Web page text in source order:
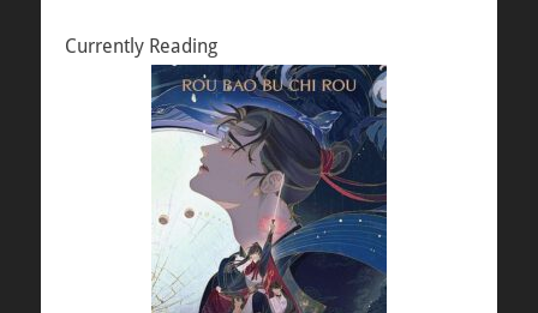
Currently Reading